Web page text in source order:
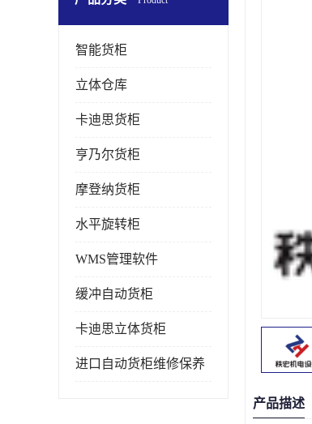
智能货柜
立体仓库
卡迪思货柜
亨乃尔货柜
摩登纳货柜
水平旋转柜
WMS管理软件
缓冲自动货柜
卡迪思立体货柜
进口自动货柜维修保养
产品描述